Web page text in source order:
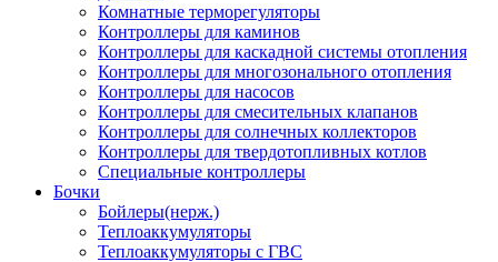
Комнатные терморегуляторы
Контроллеры для каминов
Контроллеры для каскадной системы отопления
Контроллеры для многозонального отопления
Контроллеры для насосов
Контроллеры для смесительных клапанов
Контроллеры для солнечных коллекторов
Контроллеры для твердотопливных котлов
Специальные контроллеры
Бочки
Бойлеры(нерж.)
Теплоаккумуляторы
Теплоаккумуляторы с ГВС